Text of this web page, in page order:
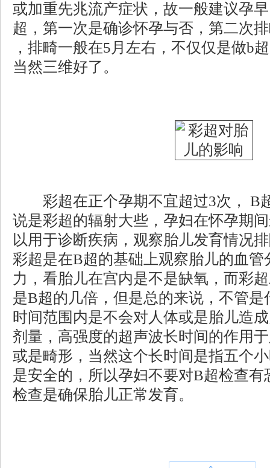
或加重先兆流产症状，故一般建议孕
超，第一次是确诊怀孕与否，第二次
，排畸一般在5月左右，不仅仅是做b
当然三维好了。
彩超在正个孕期不宜超过3次， B
说是彩超的辐射大些，孕妇在怀孕期
以用于诊断疾病，观察胎儿发育情况
彩超是在B超的基础上观察胎儿的血
力，看胎儿在宫内是不是缺氧，而彩
是B超的几倍，但是总的来说，不管
时间范围内是不会对人体或是胎儿造
剂量，高强度的超声波长时间的作用
或是畸形，当然这个长时间是指五个
是安全的，所以孕妇不要对B超检查
检查是确保胎儿正常发育。